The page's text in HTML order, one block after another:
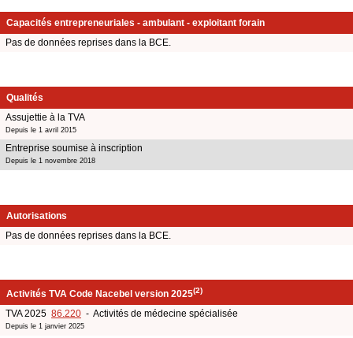
Capacités entrepreneuriales - ambulant - exploitant forain
Pas de données reprises dans la BCE.
Qualités
Assujettie à la TVA
Depuis le 1 avril 2015
Entreprise soumise à inscription
Depuis le 1 novembre 2018
Autorisations
Pas de données reprises dans la BCE.
Activités TVA Code Nacebel version 2025(2)
TVA 2025 86.220 - Activités de médecine spécialisée
Depuis le 1 janvier 2025